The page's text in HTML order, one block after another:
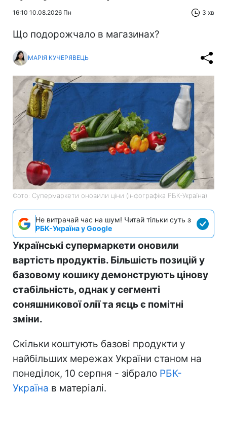
16:10 10.08.2026 Пн 3 хв
Що подорожчало в магазинах?
МАРІЯ КУЧЕРЯВЕЦЬ
Фото: Супермаркети оновили ціни (інфографіка РБК-Україна)
Не витрачай час на шум! Читай тільки суть з
РБК-Україна у Google
Українські супермаркети оновили
вартість продуктів. Більшість позицій у
базовому кошику демонструють цінову
стабільність, однак у сегменті
соняшникової олії та яєць є помітні
зміни.
Скільки коштують базові продукти у
найбільших мережах України станом на
понеділок, 10 серпня - зібрало РБК-
Україна в матеріалі.